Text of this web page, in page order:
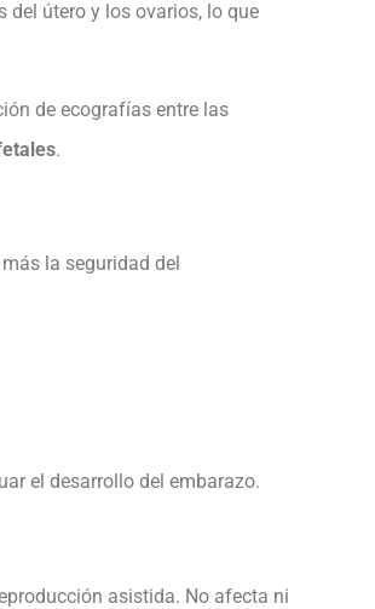
útero y los ovarios, lo que
de ecografías entre las
.
la seguridad del
el desarrollo del embarazo.
asistida. No afecta ni